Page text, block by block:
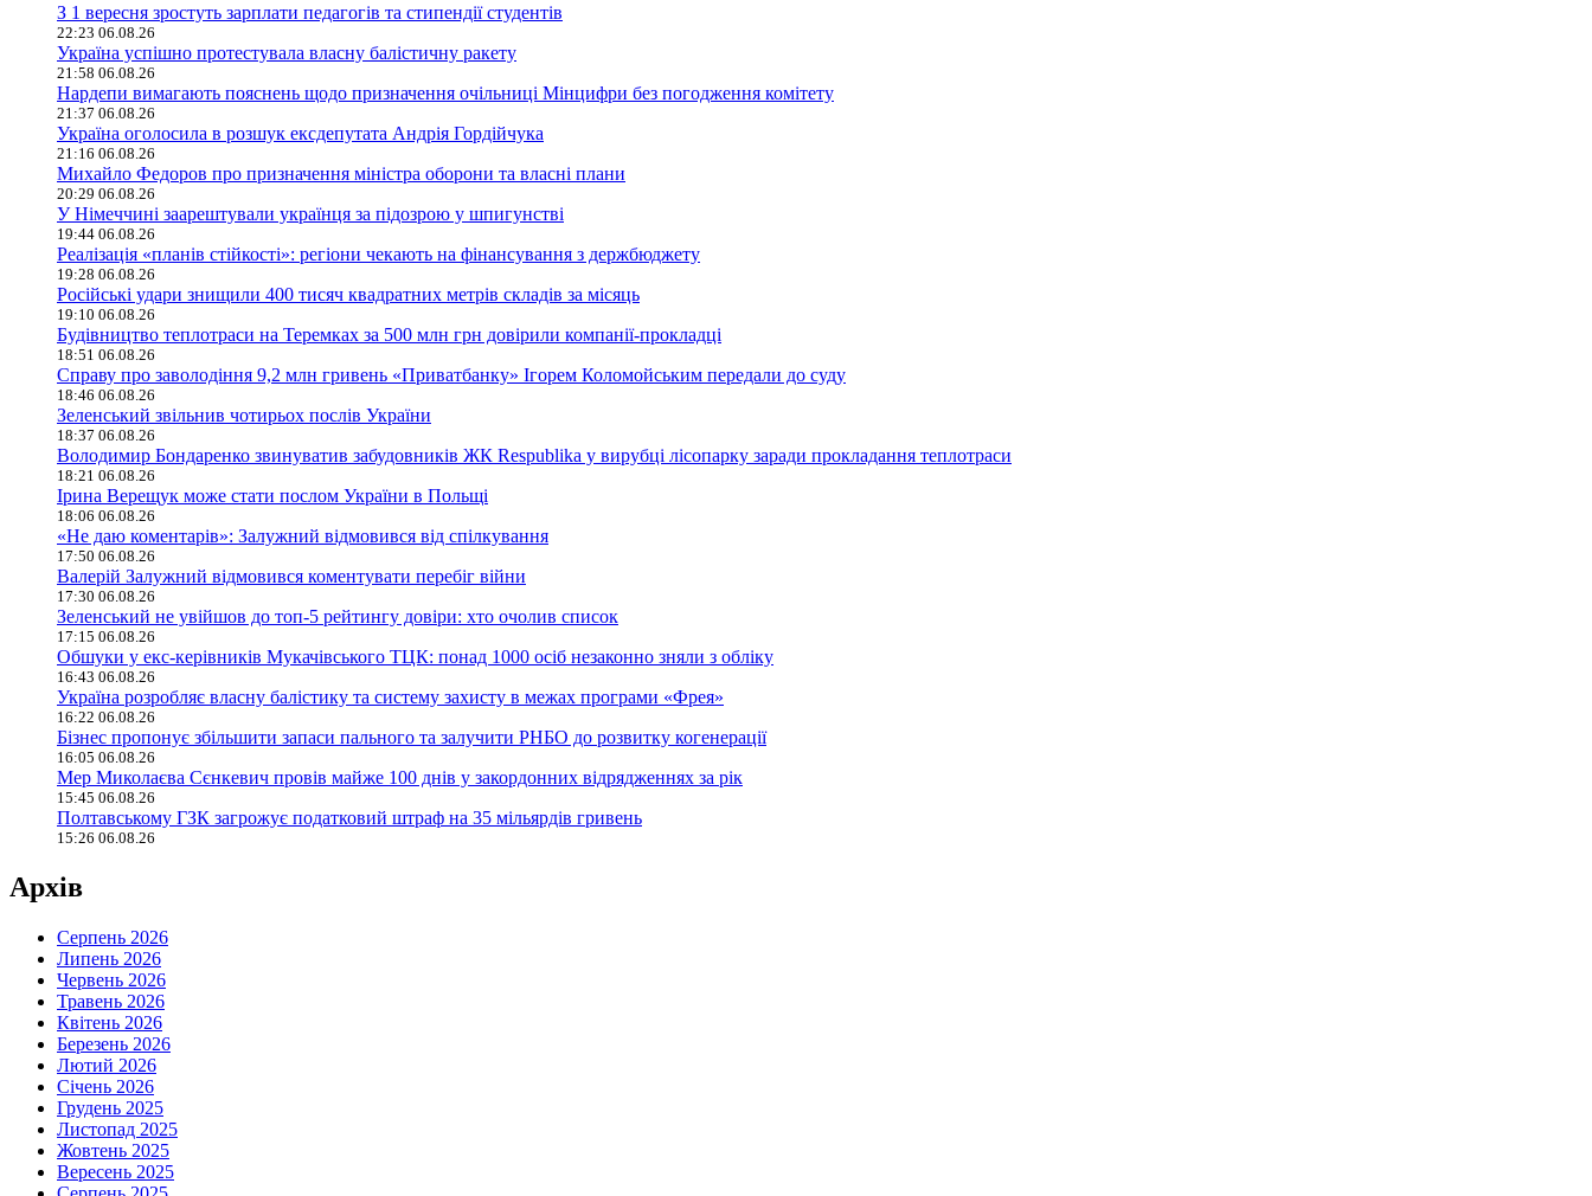
З 1 вересня зростуть зарплати педагогів та стипендії студентів
22:23 06.08.26
Україна успішно протестувала власну балістичну ракету
21:58 06.08.26
Нардепи вимагають пояснень щодо призначення очільниці Мінцифри без погодження комітету
21:37 06.08.26
Україна оголосила в розшук ексдепутата Андрія Гордійчука
21:16 06.08.26
Михайло Федоров про призначення міністра оборони та власні плани
20:29 06.08.26
У Німеччині заарештували українця за підозрою у шпигунстві
19:44 06.08.26
Реалізація «планів стійкості»: регіони чекають на фінансування з держбюджету
19:28 06.08.26
Російські удари знищили 400 тисяч квадратних метрів складів за місяць
19:10 06.08.26
Будівництво теплотраси на Теремках за 500 млн грн довірили компанії-прокладці
18:51 06.08.26
Справу про заволодіння 9,2 млн гривень «Приватбанку» Ігорем Коломойським передали до суду
18:46 06.08.26
Зеленський звільнив чотирьох послів України
18:37 06.08.26
Володимир Бондаренко звинуватив забудовників ЖК Respublika у вирубці лісопарку заради прокладання теплотраси
18:21 06.08.26
Ірина Верещук може стати послом України в Польщі
18:06 06.08.26
«Не даю коментарів»: Залужний відмовився від спілкування
17:50 06.08.26
Валерій Залужний відмовився коментувати перебіг війни
17:30 06.08.26
Зеленський не увійшов до топ-5 рейтингу довіри: хто очолив список
17:15 06.08.26
Обшуки у екс-керівників Мукачівського ТЦК: понад 1000 осіб незаконно зняли з обліку
16:43 06.08.26
Україна розробляє власну балістику та систему захисту в межах програми «Фрея»
16:22 06.08.26
Бізнес пропонує збільшити запаси пального та залучити РНБО до розвитку когенерації
16:05 06.08.26
Мер Миколаєва Сєнкевич провів майже 100 днів у закордонних відрядженнях за рік
15:45 06.08.26
Полтавському ГЗК загрожує податковий штраф на 35 мільярдів гривень
15:26 06.08.26
Архів
Серпень 2026
Липень 2026
Червень 2026
Травень 2026
Квітень 2026
Березень 2026
Лютий 2026
Січень 2026
Грудень 2025
Листопад 2025
Жовтень 2025
Вересень 2025